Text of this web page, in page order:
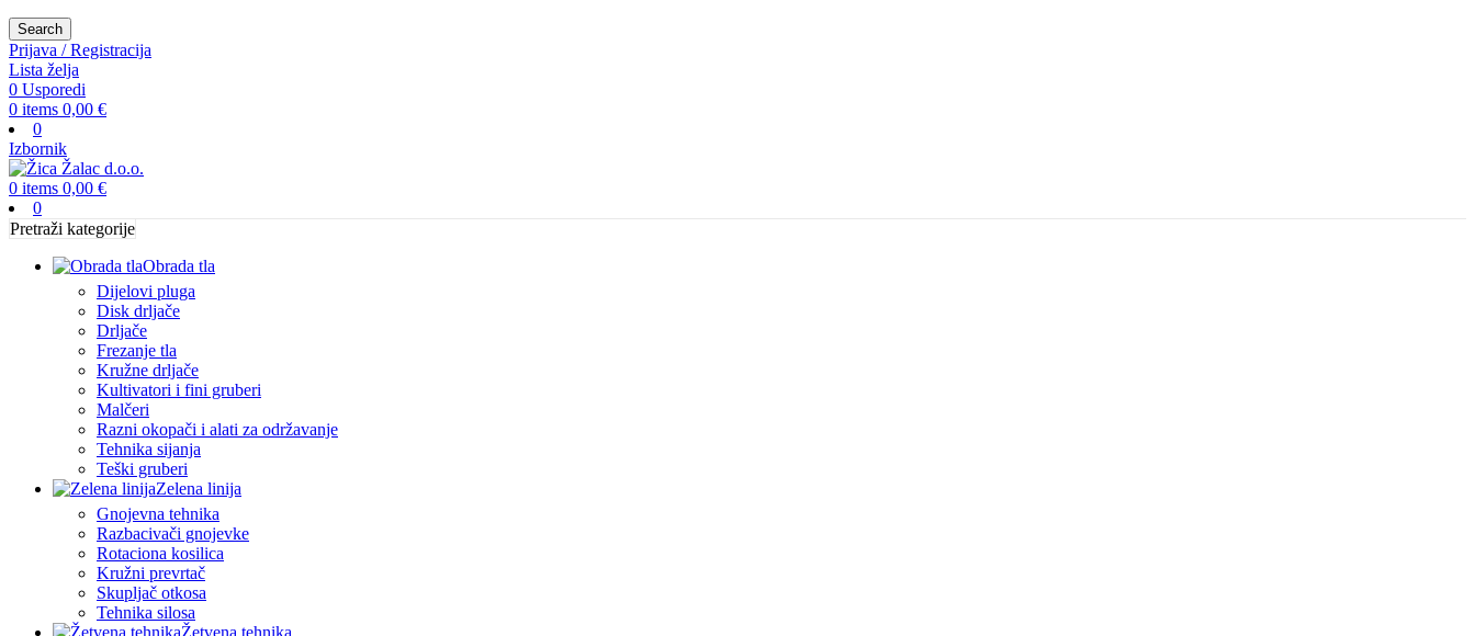
Search
Prijava / Registracija
Lista želja
0 Usporedi
0 items 0,00 €
0
Izbornik
0 items 0,00 €
0
Pretraži kategorije
Obrada tla
Dijelovi pluga
Disk drljače
Drljače
Frezanje tla
Kružne drljače
Kultivatori i fini gruberi
Malčeri
Razni okopači i alati za održavanje
Tehnika sijanja
Teški gruberi
Zelena linija
Gnojevna tehnika
Razbacivači gnojevke
Rotaciona kosilica
Kružni prevrtač
Skupljač otkosa
Tehnika silosa
Žetvena tehnika